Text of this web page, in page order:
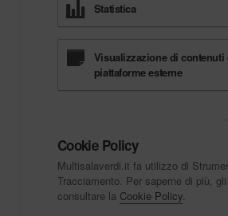
Statistica
Visualizzazione di contenuti
piattaforme esterne
Cookie Policy
Multisalaverdi.it fa utilizzo di
Tracciamento. Per saperne di più,
consultare la Cookie Policy.